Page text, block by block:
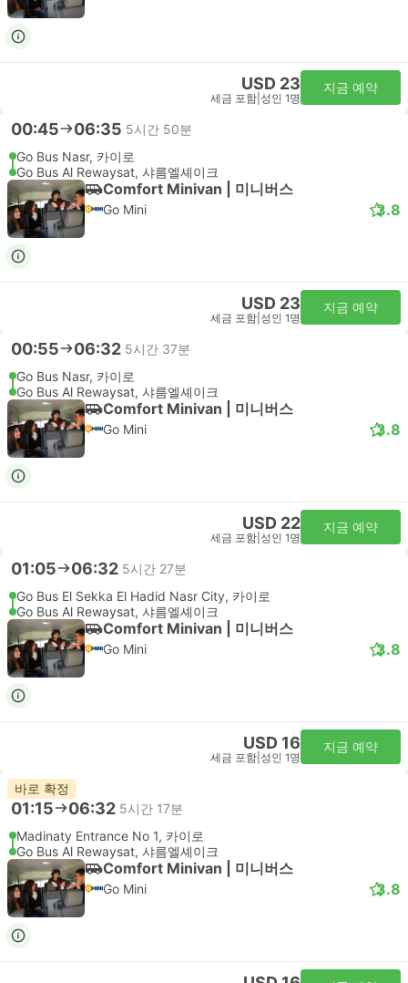
USD 23
세금 포함 성인 1명
지금 예약
00:45 06:35 5시간 50분
Go Bus Nasr, 카이로
Go Bus Al Rewaysat, 샤름엘셰이크
Comfort Minivan | 미니버스
Go Mini 3.8
USD 23
세금 포함 성인 1명
지금 예약
00:55 06:32 5시간 37분
Go Bus Nasr, 카이로
Go Bus Al Rewaysat, 샤름엘셰이크
Comfort Minivan | 미니버스
Go Mini 3.8
USD 22
세금 포함 성인 1명
지금 예약
01:05 06:32 5시간 27분
Go Bus El Sekka El Hadid Nasr City, 카이로
Go Bus Al Rewaysat, 샤름엘셰이크
Comfort Minivan | 미니버스
Go Mini 3.8
USD 16
세금 포함 성인 1명
지금 예약
바로 확정
01:15 06:32 5시간 17분
Madinaty Entrance No 1, 카이로
Go Bus Al Rewaysat, 샤름엘셰이크
Comfort Minivan | 미니버스
Go Mini 3.8